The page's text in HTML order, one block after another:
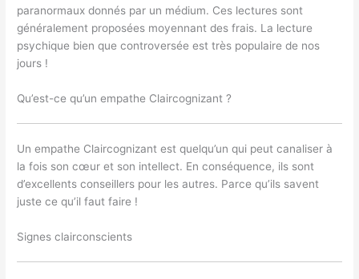
paranormaux donnés par un médium. Ces lectures sont
généralement proposées moyennant des frais. La lecture
psychique bien que controversée est très populaire de nos
jours !
Qu’est-ce qu’un empathe Claircognizant ?
Un empathe Claircognizant est quelqu’un qui peut canaliser à
la fois son cœur et son intellect. En conséquence, ils sont
d’excellents conseillers pour les autres. Parce qu’ils savent
juste ce qu’il faut faire !
Signes clairconscients